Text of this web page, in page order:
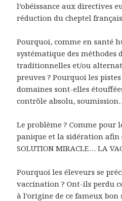
l’obéissance aux directives
réduction du cheptel
Pourquoi, comme en santé
systématique des méthodes
traditionnelles et/ou
preuves ? Pourquoi les
domaines sont-elles
contrôle absolu,
Le problème ? Comme pour
panique et la sidération afin
SOLUTION MIRACLE… LA
Pourquoi les éleveurs se
vaccination ? Ont-ils perdu
à l’origine de ce fameux bon